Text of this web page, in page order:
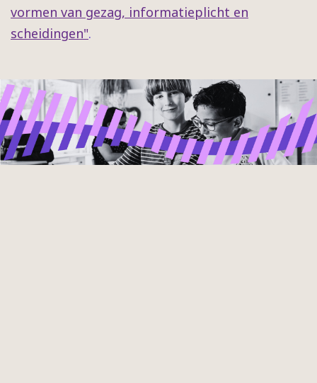
vormen van gezag, informatieplicht en
scheidingen".